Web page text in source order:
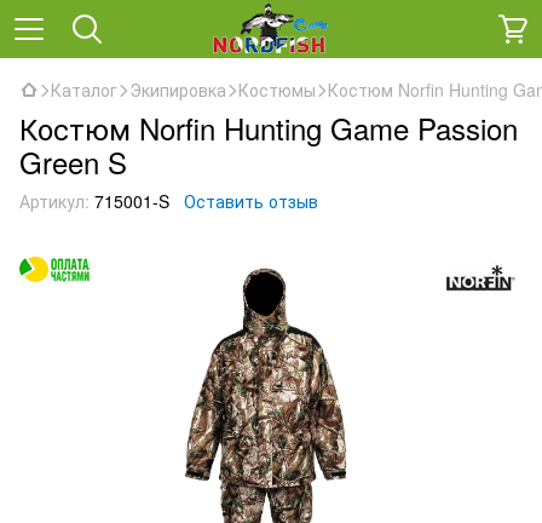
Каталог Экипировка Костюмы Костюм Norfin Hunting
Костюм Norfin Hunting Game Passion
Green S
Артикул: 715001-S Оставить отзыв